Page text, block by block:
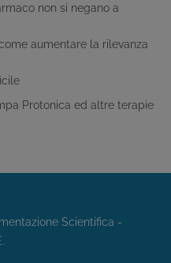
non si negano a
aumentare la rilevanza
Protonica ed altre terapie
Scientifica -